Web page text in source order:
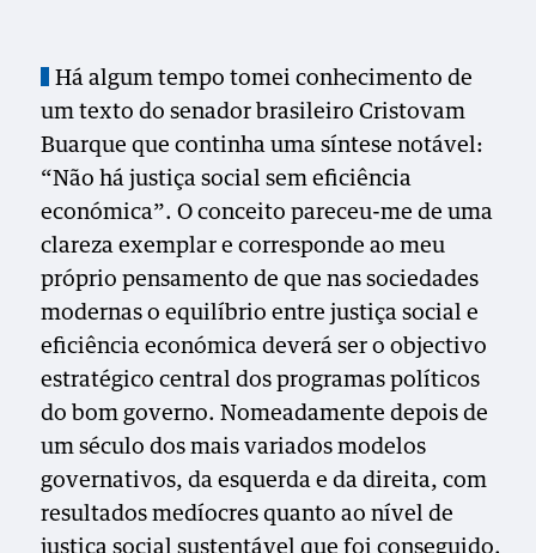
Há algum tempo tomei conhecimento de
um texto do senador brasileiro Cristovam
Buarque que continha uma síntese notável:
“Não há justiça social sem eficiência
económica”. O conceito pareceu-me de uma
clareza exemplar e corresponde ao meu
próprio pensamento de que nas sociedades
modernas o equilíbrio entre justiça social e
eficiência económica deverá ser o objectivo
estratégico central dos programas políticos
do bom governo. Nomeadamente depois de
um século dos mais variados modelos
governativos, da esquerda e da direita, com
resultados medíocres quanto ao nível de
justiça social sustentável que foi conseguido.